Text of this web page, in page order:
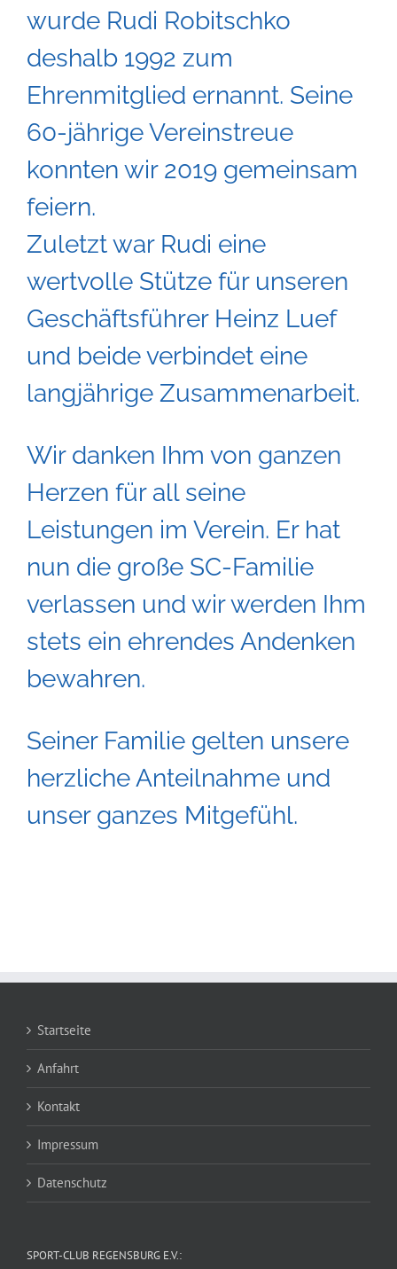
wurde Rudi Robitschko
deshalb 1992 zum
Ehrenmitglied ernannt. Seine
60-jährige Vereinstreue
konnten wir 2019 gemeinsam
feiern.
Zuletzt war Rudi eine
wertvolle Stütze für unseren
Geschäftsführer Heinz Luef
und beide verbindet eine
langjährige Zusammenarbeit.
Wir danken Ihm von ganzen
Herzen für all seine
Leistungen im Verein. Er hat
nun die große SC-Familie
verlassen und wir werden Ihm
stets ein ehrendes Andenken
bewahren.
Seiner Familie gelten unsere
herzliche Anteilnahme und
unser ganzes Mitgefühl.
Startseite
Anfahrt
Kontakt
Impressum
Datenschutz
SPORT-CLUB REGENSBURG E.V.: